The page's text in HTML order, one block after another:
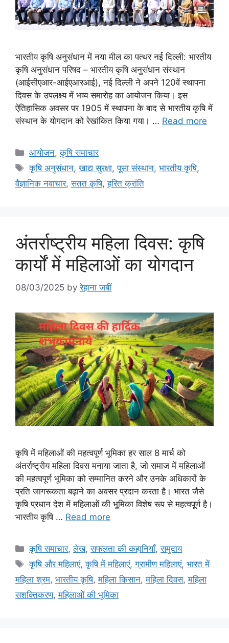
भारतीय कृषि अनुसंधान में नया मील का पत्थर नई दिल्ली: भारतीय
कृषि अनुसंधान परिषद – भारतीय कृषि अनुसंधान संस्थान
(आईसीएआर-आईएआरआई), नई दिल्ली ने अपने 120वें स्थापना
दिवस के उपलक्ष्य में भव्य समारोह का आयोजन किया। इस
ऐतिहासिक अवसर पर 1905 में स्थापना के बाद से भारतीय कृषि में
संस्थान के योगदान को रेखांकित किया गया। … Read more
आयोजन,कृषि समाचार
कृषि अनुसंधान,खाद्य सुरक्षा,पूसा संस्थान,भारतीय कृषि,
वैज्ञानिक नवाचार,सतत कृषि,हरित क्रांति
अंतर्राष्ट्रीय महिला दिवस: कृषि
कार्यों में महिलाओं का योगदान
08/03/2025 byरेहाना जबीं
कृषि में महिलाओं की महत्वपूर्ण भूमिका हर साल 8 मार्च को
अंतर्राष्ट्रीय महिला दिवस मनाया जाता है, जो समाज में महिलाओं
की महत्वपूर्ण भूमिका को सम्मानित करने और उनके अधिकारों के
प्रति जागरूकता बढ़ाने का अवसर प्रदान करता है। भारत जैसे
कृषि प्रधान देश में महिलाओं की भूमिका विशेष रूप से महत्वपूर्ण है।
भारतीय कृषि … Read more
कृषि समाचार,लेख,सफलता की कहानियाँ,समुदाय
कृषि और महिलाएं,कृषि में महिलाएं,ग्रामीण महिलाएं,भारत में
महिला श्रम, भारतीय कृषि,महिला किसान,महिला दिवस,महिला
सशक्तिकरण,महिलाओं की भूमिका